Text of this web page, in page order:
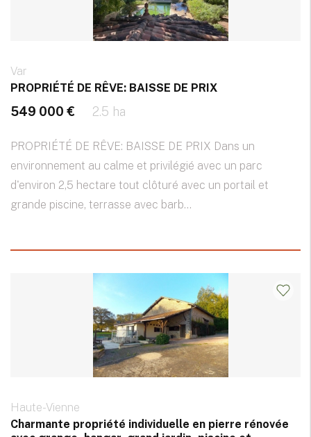
Var
PROPRIÉTÉ DE RÊVE: BAISSE DE PRIX
549 000 € 2.5 ha
PROPRIÉTÉ DE RÊVE: BAISSE DE PRIX Dans un
environnement au calme et privilégié avec un parc
d'environ 2,5 hectare tout clôturé avec un portail et
grande piscine, terrasse avec barb...
Haute-Vienne
Charmante propriété individuelle en pierre rénovée